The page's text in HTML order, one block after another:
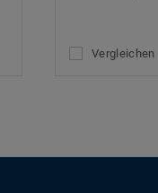
Vergleichen